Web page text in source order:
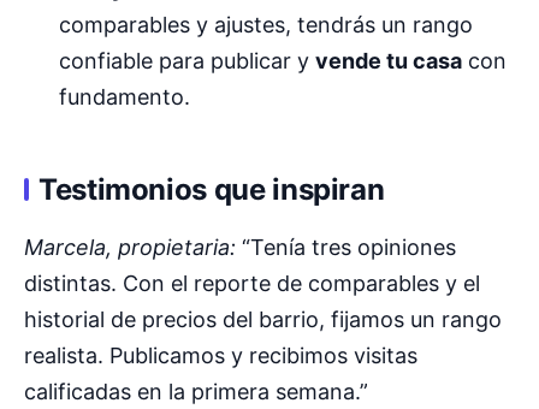
comparables y ajustes, tendrás un rango
confiable para publicar y vende tu casacon
fundamento.
Testimonios que inspiran
Marcela, propietaria: “Tenía tres opiniones
distintas. Con el reporte de comparables y el
historial de precios del barrio, fijamos un rango
realista. Publicamos y recibimos visitas
calificadas en la primera semana.”